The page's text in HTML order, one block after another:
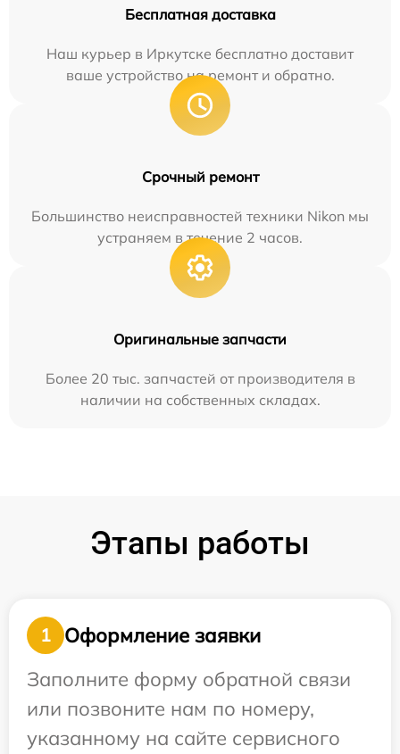
Бесплатная доставка
Наш курьер в Иркутске бесплатно доставит
ваше устройство на ремонт и обратно.
Срочный ремонт
Большинство неисправностей техники Nikon мы
устраняем в течение 2 часов.
Оригинальные запчасти
Более 20 тыс. запчастей от производителя в
наличии на собственных складах.
Этапы работы
1
Оформление заявки
Заполните форму обратной связи
или позвоните нам по номеру,
указанному на сайте сервисного